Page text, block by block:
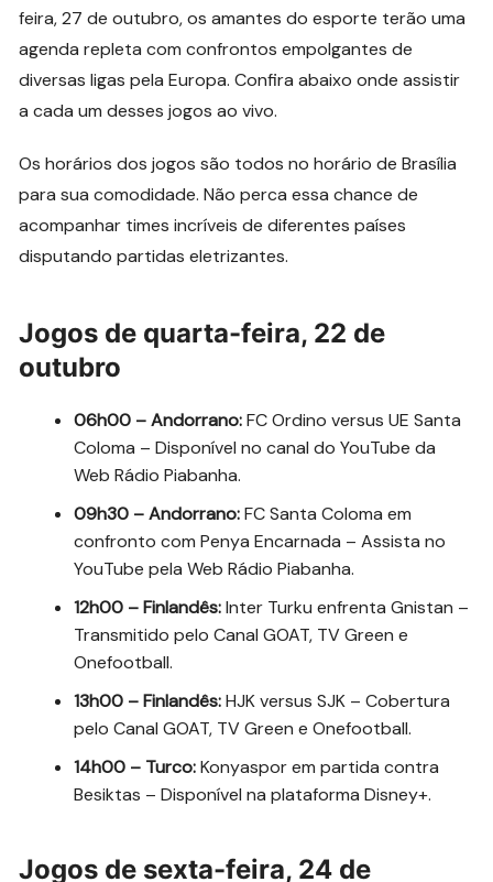
feira, 27 de outubro, os amantes do esporte terão uma
agenda repleta com confrontos empolgantes de
diversas ligas pela Europa. Confira abaixo onde assistir
a cada um desses jogos ao vivo.
Os horários dos jogos são todos no horário de Brasília
para sua comodidade. Não perca essa chance de
acompanhar times incríveis de diferentes países
disputando partidas eletrizantes.
Jogos de quarta-feira, 22 de
outubro
06h00 – Andorrano:FC Ordino versus UE Santa
Coloma – Disponível no canal do YouTube da
Web Rádio Piabanha.
09h30 – Andorrano:FC Santa Coloma em
confronto com Penya Encarnada – Assista no
YouTube pela Web Rádio Piabanha.
12h00 – Finlandês:Inter Turku enfrenta Gnistan –
Transmitido pelo Canal GOAT, TV Green e
Onefootball.
13h00 – Finlandês:HJK versus SJK – Cobertura
pelo Canal GOAT, TV Green e Onefootball.
14h00 – Turco:Konyaspor em partida contra
Besiktas – Disponível na plataforma Disney+.
Jogos de sexta-feira, 24 de